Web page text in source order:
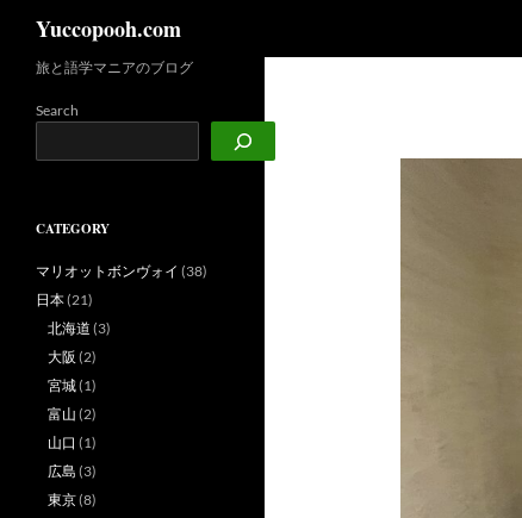
Yuccopooh.com
旅と語学マニアのブログ
Search
CATEGORY
マリオットボンヴォイ (38)
日本(21)
北海道 (3)
大阪 (2)
宮城(1)
富山 (2)
山口 (1)
広島 (3)
東京(8)